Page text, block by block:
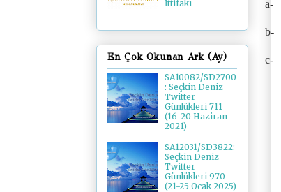
a-
b-
c-
İttifakı
En Çok Okunan Ark (Ay)
SA10082/SD2700
: Seçkin Deniz
Twitter
Günlükleri 711
(16-20 Haziran
2021)
SA12031/SD3822:
Seçkin Deniz
Twitter
Günlükleri 970
(21-25 Ocak 2025)